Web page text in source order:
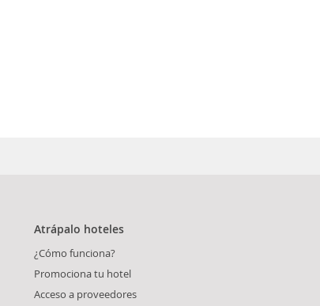
Atrápalo hoteles
¿Cómo funciona?
Promociona tu hotel
Acceso a proveedores